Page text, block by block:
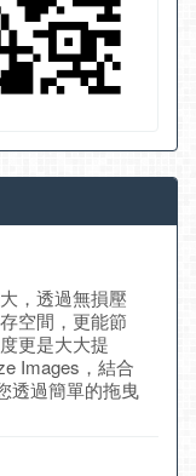
，透過無損壓
空間，更能節
更是大大提
Images，結合
透過簡單的拖曳